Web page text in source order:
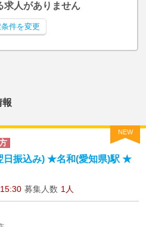
求人がありません
件を変更
報
NEW
日振込み) ★名和(愛知県)駅 ★
募集人数 1人